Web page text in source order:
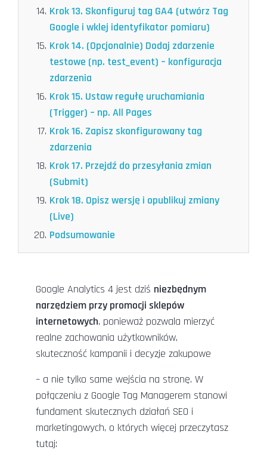
Krok 13. Skonfiguruj tag GA4 (utwórz Tag
Google i wklej identyfikator pomiaru)
Krok 14. (Opcjonalnie) Dodaj zdarzenie
testowe (np. test_event) – konfiguracja
zdarzenia
Krok 15. Ustaw regułę uruchamiania
(Trigger) – np. All Pages
Krok 16. Zapisz skonfigurowany tag
zdarzenia
Krok 17. Przejdź do przesyłania zmian
(Submit)
Krok 18. Opisz wersję i opublikuj zmiany
(Live)
Podsumowanie
Google Analytics 4 jest dziś niezbędnym
narzędziem przy promocji sklepów
internetowych, ponieważ pozwala mierzyć
realne zachowania użytkowników,
skuteczność kampanii i decyzje zakupowe
– a nie tylko same wejścia na stronę. W
połączeniu z Google Tag Managerem stanowi
fundament skutecznych działań SEO i
marketingowych, o których więcej przeczytasz
tutaj: